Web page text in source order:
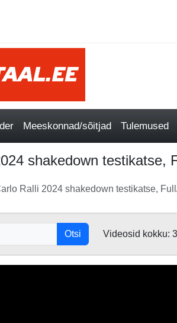
Meeskonnad/sõitjad Tulemused
shakedown testikatse,
Ralli 2024 shakedown testikatse,
Otsi Videosid kokku: